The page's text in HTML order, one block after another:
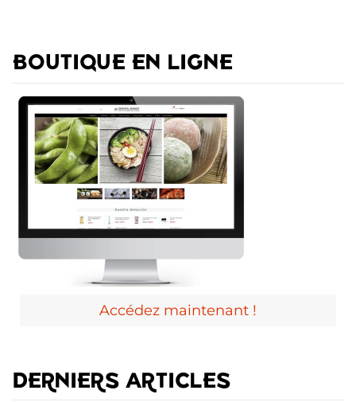
BOUTIQUE EN LIGNE
Accédez maintenant !
DERNIERS ARTICLES